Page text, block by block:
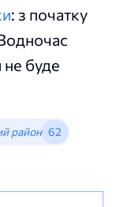
: з початку
не буде
район 62